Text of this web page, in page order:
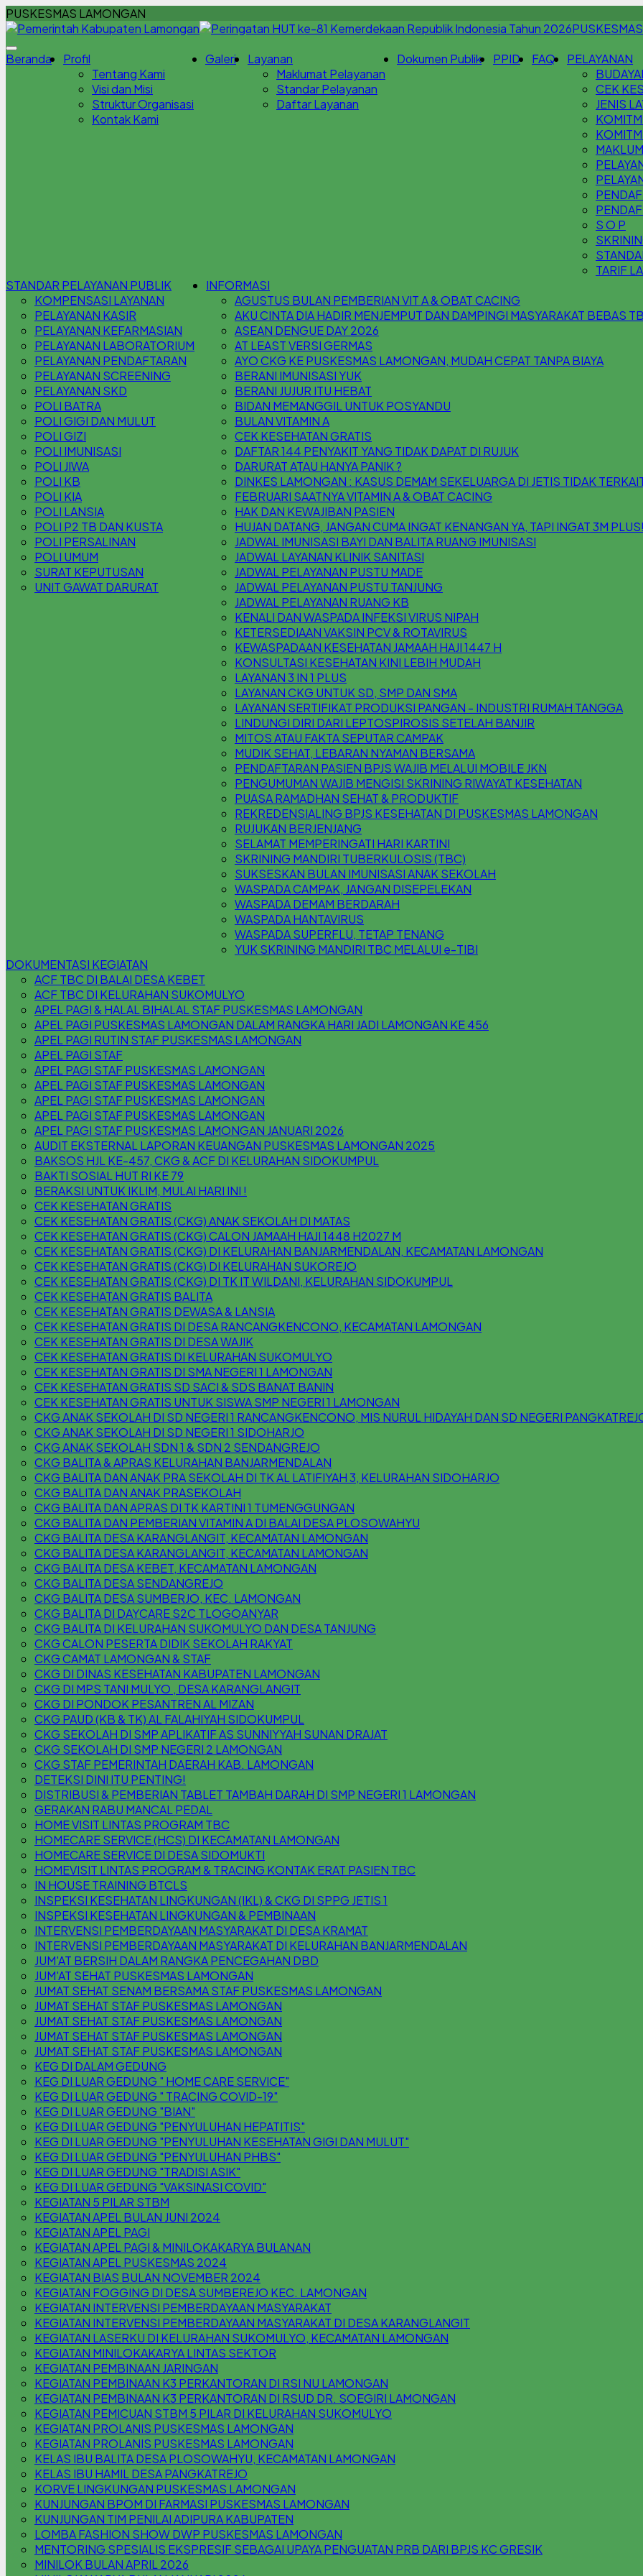
PUSKESMAS LAMONGAN
Beranda
Profil
Tentang Kami
Visi dan Misi
Struktur Organisasi
Kontak Kami
Galeri
Layanan
Maklumat Pelayanan
Standar Pelayanan
Daftar Layanan
Dokumen Publik PPID FAQ
PELAYANAN
CEK
JENIS
S O P
TARIF
STANDAR PELAYANAN PUBLIK
KOMPENSASI LAYANAN
PELAYANAN KASIR
PELAYANAN KEFARMASIAN
PELAYANAN LABORATORIUM
PELAYANAN PENDAFTARAN
PELAYANAN SCREENING
PELAYANAN SKD
POLI BATRA
POLI GIGI DAN MULUT
POLI GIZI
POLI IMUNISASI
POLI JIWA
POLI KB
POLI KIA
POLI LANSIA
POLI P2 TB DAN KUSTA
POLI PERSALINAN
POLI UMUM
SURAT KEPUTUSAN
UNIT GAWAT DARURAT
INFORMASI
AGUSTUS BULAN PEMBERIAN VIT A & OBAT CACING
AKU CINTA DIA HADIR MENJEMPUT DAN DAMPINGI MASYARAKAT BEBAS
ASEAN DENGUE DAY 2026
AT LEAST VERSI GERMAS
AYO CKG KE PUSKESMAS LAMONGAN, MUDAH CEPAT TANPA BIAYA
BERANI IMUNISASI YUK
BERANI JUJUR ITU HEBAT
BIDAN MEMANGGIL UNTUK POSYANDU
BULAN VITAMIN A
CEK KESEHATAN GRATIS
DAFTAR 144 PENYAKIT YANG TIDAK DAPAT DI RUJUK
DARURAT ATAU HANYA PANIK ?
DINKES LAMONGAN : KASUS DEMAM SEKELUARGA DI JETIS TIDAK
FEBRUARI SAATNYA VITAMIN A & OBAT CACING
HAK DAN KEWAJIBAN PASIEN
HUJAN DATANG, JANGAN CUMA INGAT KENANGAN YA, TAPI INGAT 3M
JADWAL IMUNISASI BAYI DAN BALITA RUANG IMUNISASI
JADWAL LAYANAN KLINIK SANITASI
JADWAL PELAYANAN PUSTU MADE
JADWAL PELAYANAN PUSTU TANJUNG
JADWAL PELAYANAN RUANG KB
KENALI DAN WASPADA INFEKSI VIRUS NIPAH
KETERSEDIAAN VAKSIN PCV & ROTAVIRUS
KEWASPADAAN KESEHATAN JAMAAH HAJI 1447 H
KONSULTASI KESEHATAN KINI LEBIH MUDAH
LAYANAN 3 IN 1 PLUS
LAYANAN CKG UNTUK SD, SMP DAN SMA
LAYANAN SERTIFIKAT PRODUKSI PANGAN - INDUSTRI RUMAH TANGGA
LINDUNGI DIRI DARI LEPTOSPIROSIS SETELAH BANJIR
MITOS ATAU FAKTA SEPUTAR CAMPAK
MUDIK SEHAT, LEBARAN NYAMAN BERSAMA
PENDAFTARAN PASIEN BPJS WAJIB MELALUI MOBILE JKN
PENGUMUMAN WAJIB MENGISI SKRINING RIWAYAT KESEHATAN
PUASA RAMADHAN SEHAT & PRODUKTIF
REKREDENSIALING BPJS KESEHATAN DI PUSKESMAS LAMONGAN
RUJUKAN BERJENJANG
SELAMAT MEMPERINGATI HARI KARTINI
SKRINING MANDIRI TUBERKULOSIS (TBC)
SUKSESKAN BULAN IMUNISASI ANAK SEKOLAH
WASPADA CAMPAK, JANGAN DISEPELEKAN
WASPADA DEMAM BERDARAH
WASPADA HANTAVIRUS
WASPADA SUPERFLU, TETAP TENANG
YUK SKRINING MANDIRI TBC MELALUI e-TIBI
DOKUMENTASI KEGIATAN
ACF TBC DI BALAI DESA KEBET
ACF TBC DI KELURAHAN SUKOMULYO
APEL PAGI & HALAL BIHALAL STAF PUSKESMAS LAMONGAN
APEL PAGI PUSKESMAS LAMONGAN DALAM RANGKA HARI JADI LAMONGAN KE 456
APEL PAGI RUTIN STAF PUSKESMAS LAMONGAN
APEL PAGI STAF
APEL PAGI STAF PUSKESMAS LAMONGAN
APEL PAGI STAF PUSKESMAS LAMONGAN
APEL PAGI STAF PUSKESMAS LAMONGAN
APEL PAGI STAF PUSKESMAS LAMONGAN
APEL PAGI STAF PUSKESMAS LAMONGAN JANUARI 2026
AUDIT EKSTERNAL LAPORAN KEUANGAN PUSKESMAS LAMONGAN 2025
BAKSOS HJL KE-457, CKG & ACF DI KELURAHAN SIDOKUMPUL
BAKTI SOSIAL HUT RI KE 79
BERAKSI UNTUK IKLIM, MULAI HARI INI !
CEK KESEHATAN GRATIS
CEK KESEHATAN GRATIS (CKG) ANAK SEKOLAH DI MATAS
CEK KESEHATAN GRATIS (CKG) CALON JAMAAH HAJI 1448 H2027 M
CEK KESEHATAN GRATIS (CKG) DI KELURAHAN BANJARMENDALAN, KECAMATAN LAMONGAN
CEK KESEHATAN GRATIS (CKG) DI KELURAHAN SUKOREJO
CEK KESEHATAN GRATIS (CKG) DI TK IT WILDANI, KELURAHAN SIDOKUMPUL
CEK KESEHATAN GRATIS BALITA
CEK KESEHATAN GRATIS DEWASA & LANSIA
CEK KESEHATAN GRATIS DI DESA RANCANGKENCONO, KECAMATAN LAMONGAN
CEK KESEHATAN GRATIS DI DESA WAJIK
CEK KESEHATAN GRATIS DI KELURAHAN SUKOMULYO
CEK KESEHATAN GRATIS DI SMA NEGERI 1 LAMONGAN
CEK KESEHATAN GRATIS SD SACI & SDS BANAT BANIN
CEK KESEHATAN GRATIS UNTUK SISWA SMP NEGERI 1 LAMONGAN
CKG ANAK SEKOLAH DI SD NEGERI 1 RANCANGKENCONO, MIS NURUL HIDAYAH DAN SD NEGERI
CKG ANAK SEKOLAH DI SD NEGERI 1 SIDOHARJO
CKG ANAK SEKOLAH SDN 1 & SDN 2 SENDANGREJO
CKG BALITA & APRAS KELURAHAN BANJARMENDALAN
CKG BALITA DAN ANAK PRA SEKOLAH DI TK AL LATIFIYAH 3, KELURAHAN SIDOHARJO
CKG BALITA DAN ANAK PRASEKOLAH
CKG BALITA DAN APRAS DI TK KARTINI 1 TUMENGGUNGAN
CKG BALITA DAN PEMBERIAN VITAMIN A DI BALAI DESA PLOSOWAHYU
CKG BALITA DESA KARANGLANGIT, KECAMATAN LAMONGAN
CKG BALITA DESA KARANGLANGIT, KECAMATAN LAMONGAN
CKG BALITA DESA KEBET, KECAMATAN LAMONGAN
CKG BALITA DESA SENDANGREJO
CKG BALITA DESA SUMBERJO, KEC. LAMONGAN
CKG BALITA DI DAYCARE S2C TLOGOANYAR
CKG BALITA DI KELURAHAN SUKOMULYO DAN DESA TANJUNG
CKG CALON PESERTA DIDIK SEKOLAH RAKYAT
CKG CAMAT LAMONGAN & STAF
CKG DI DINAS KESEHATAN KABUPATEN LAMONGAN
CKG DI MPS TANI MULYO , DESA KARANGLANGIT
CKG DI PONDOK PESANTREN AL MIZAN
CKG PAUD (KB & TK) AL FALAHIYAH SIDOKUMPUL
CKG SEKOLAH DI SMP APLIKATIF AS SUNNIYYAH SUNAN DRAJAT
CKG SEKOLAH DI SMP NEGERI 2 LAMONGAN
CKG STAF PEMERINTAH DAERAH KAB. LAMONGAN
DETEKSI DINI ITU PENTING!
DISTRIBUSI & PEMBERIAN TABLET TAMBAH DARAH DI SMP NEGERI 1 LAMONGAN
GERAKAN RABU MANCAL PEDAL
HOME VISIT LINTAS PROGRAM TBC
HOMECARE SERVICE (HCS) DI KECAMATAN LAMONGAN
HOMECARE SERVICE DI DESA SIDOMUKTI
HOMEVISIT LINTAS PROGRAM & TRACING KONTAK ERAT PASIEN TBC
IN HOUSE TRAINING BTCLS
INSPEKSI KESEHATAN LINGKUNGAN (IKL) & CKG DI SPPG JETIS 1
INSPEKSI KESEHATAN LINGKUNGAN & PEMBINAAN
INTERVENSI PEMBERDAYAAN MASYARAKAT DI DESA KRAMAT
INTERVENSI PEMBERDAYAAN MASYARAKAT DI KELURAHAN BANJARMENDALAN
JUM'AT BERSIH DALAM RANGKA PENCEGAHAN DBD
JUM'AT SEHAT PUSKESMAS LAMONGAN
JUMAT SEHAT SENAM BERSAMA STAF PUSKESMAS LAMONGAN
JUMAT SEHAT STAF PUSKESMAS LAMONGAN
JUMAT SEHAT STAF PUSKESMAS LAMONGAN
JUMAT SEHAT STAF PUSKESMAS LAMONGAN
JUMAT SEHAT STAF PUSKESMAS LAMONGAN
KEG DI DALAM GEDUNG
KEG DI LUAR GEDUNG " HOME CARE SERVICE"
KEG DI LUAR GEDUNG " TRACING COVID-19"
KEG DI LUAR GEDUNG "BIAN"
KEG DI LUAR GEDUNG "PENYULUHAN HEPATITIS"
KEG DI LUAR GEDUNG "PENYULUHAN KESEHATAN GIGI DAN MULUT"
KEG DI LUAR GEDUNG "PENYULUHAN PHBS"
KEG DI LUAR GEDUNG "TRADISI ASIK"
KEG DI LUAR GEDUNG "VAKSINASI COVID"
KEGIATAN 5 PILAR STBM
KEGIATAN APEL BULAN JUNI 2024
KEGIATAN APEL PAGI
KEGIATAN APEL PAGI & MINILOKAKARYA BULANAN
KEGIATAN APEL PUSKESMAS 2024
KEGIATAN BIAS BULAN NOVEMBER 2024
KEGIATAN FOGGING DI DESA SUMBEREJO KEC. LAMONGAN
KEGIATAN INTERVENSI PEMBERDAYAAN MASYARAKAT
KEGIATAN INTERVENSI PEMBERDAYAAN MASYARAKAT DI DESA KARANGLANGIT
KEGIATAN LASERKU DI KELURAHAN SUKOMULYO, KECAMATAN LAMONGAN
KEGIATAN MINILOKAKARYA LINTAS SEKTOR
KEGIATAN PEMBINAAN JARINGAN
KEGIATAN PEMBINAAN K3 PERKANTORAN DI RSI NU LAMONGAN
KEGIATAN PEMBINAAN K3 PERKANTORAN DI RSUD DR. SOEGIRI LAMONGAN
KEGIATAN PEMICUAN STBM 5 PILAR DI KELURAHAN SUKOMULYO
KEGIATAN PROLANIS PUSKESMAS LAMONGAN
KEGIATAN PROLANIS PUSKESMAS LAMONGAN
KELAS IBU BALITA DESA PLOSOWAHYU, KECAMATAN LAMONGAN
KELAS IBU HAMIL DESA PANGKATREJO
KORVE LINGKUNGAN PUSKESMAS LAMONGAN
KUNJUNGAN BPOM DI FARMASI PUSKESMAS LAMONGAN
KUNJUNGAN TIM PENILAI ADIPURA KABUPATEN
LOMBA FASHION SHOW DWP PUSKESMAS LAMONGAN
MENTORING SPESIALIS EKSPRESIF SEBAGAI UPAYA PENGUATAN PRB DARI BPJS KC GRESIK
MINILOK BULAN APRIL 2026